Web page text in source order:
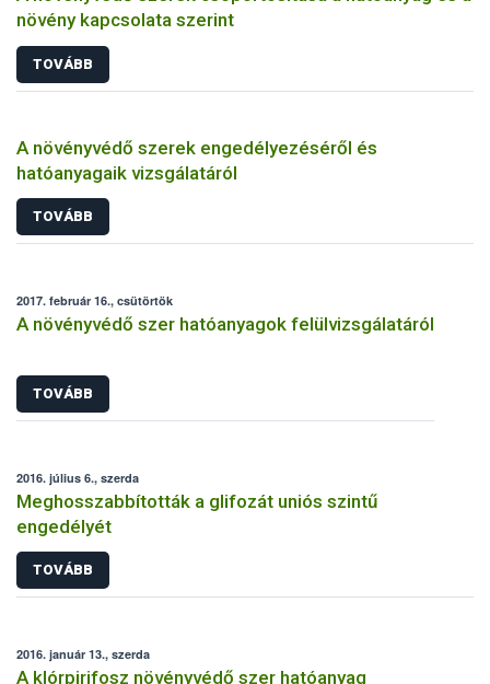
növény kapcsolata szerint
TOVÁBB
A növényvédő szerek engedélyezéséről és
hatóanyagaik vizsgálatáról
TOVÁBB
2017. február 16., csütörtök
A növényvédő szer hatóanyagok felülvizsgálatáról
TOVÁBB
2016. július 6., szerda
Meghosszabbították a glifozát uniós szintű
engedélyét
TOVÁBB
2016. január 13., szerda
A klórpirifosz növényvédő szer hatóanyag